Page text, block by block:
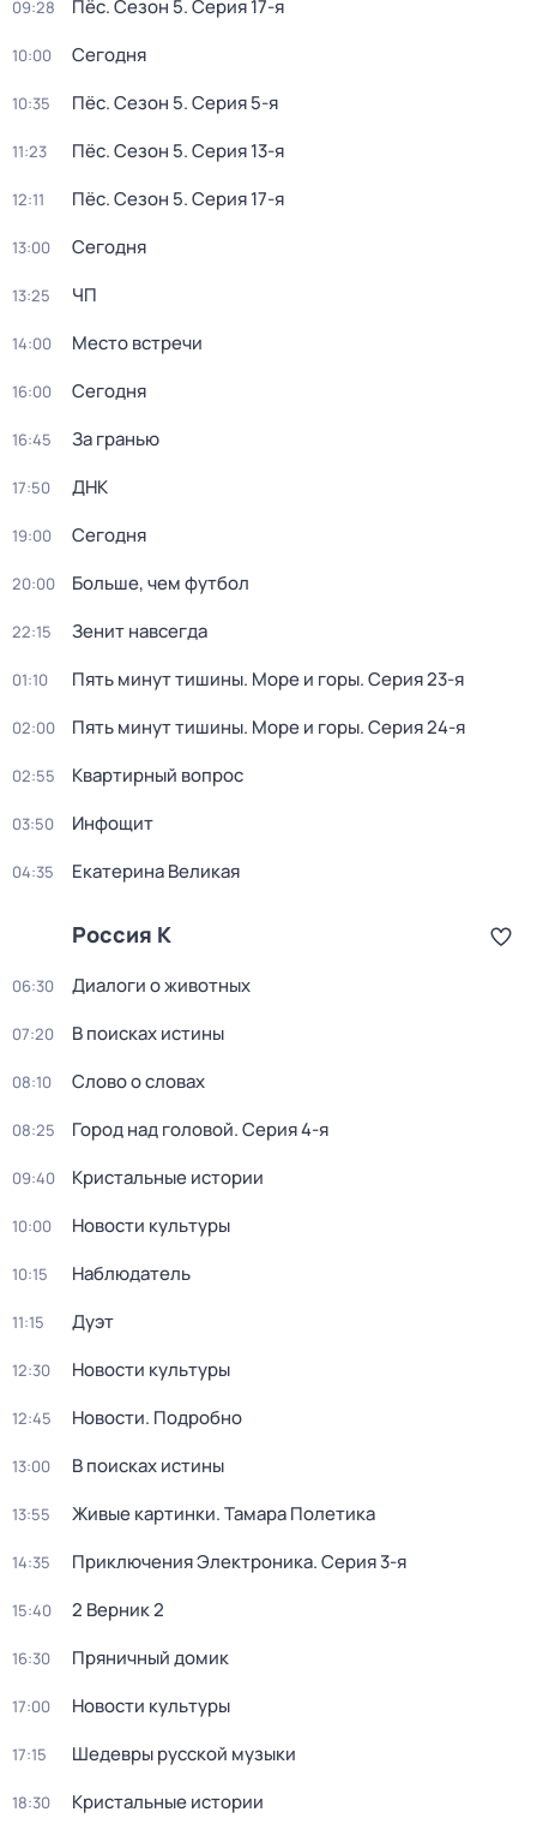
09:28 Пёс. Сезон 5. Серия 17-я
10:00 Сегодня
10:35 Пёс. Сезон 5. Серия 5-я
11:23 Пёс. Сезон 5. Серия 13-я
12:11 Пёс. Сезон 5. Серия 17-я
13:00 Сегодня
13:25 ЧП
14:00 Место встречи
16:00 Сегодня
16:45 За гранью
17:50 ДНК
19:00 Сегодня
20:00 Больше, чем футбол
22:15 Зенит навсегда
01:10 Пять минут тишины. Море и горы. Серия 23-я
02:00 Пять минут тишины. Море и горы. Серия 24-я
02:55 Квартирный вопрос
03:50 Инфощит
04:35 Екатерина Великая
Россия К
06:30 Диалоги о животных
07:20 В поисках истины
08:10 Слово о словах
08:25 Город над головой. Серия 4-я
09:40 Кристальные истории
10:00 Новости культуры
10:15 Наблюдатель
11:15 Дуэт
12:30 Новости культуры
12:45 Новости. Подробно
13:00 В поисках истины
13:55 Живые картинки. Тамара Полетика
14:35 Приключения Электроника. Серия 3-я
15:40 2 Верник 2
16:30 Пряничный домик
17:00 Новости культуры
17:15 Шедевры русской музыки
18:30 Кристальные истории